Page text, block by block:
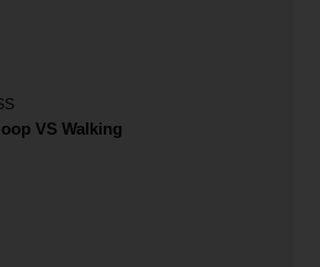
VS Walking